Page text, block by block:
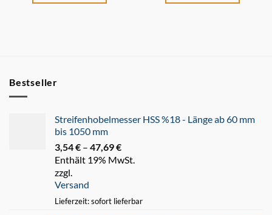
Bestseller
Streifenhobelmesser HSS %18 - Länge ab 60 mm
bis 1050 mm
3,54€ – 47,69€
3,54 €
Enthält 19% MwSt.
zzgl.
Versand
Lieferzeit: sofort lieferbar